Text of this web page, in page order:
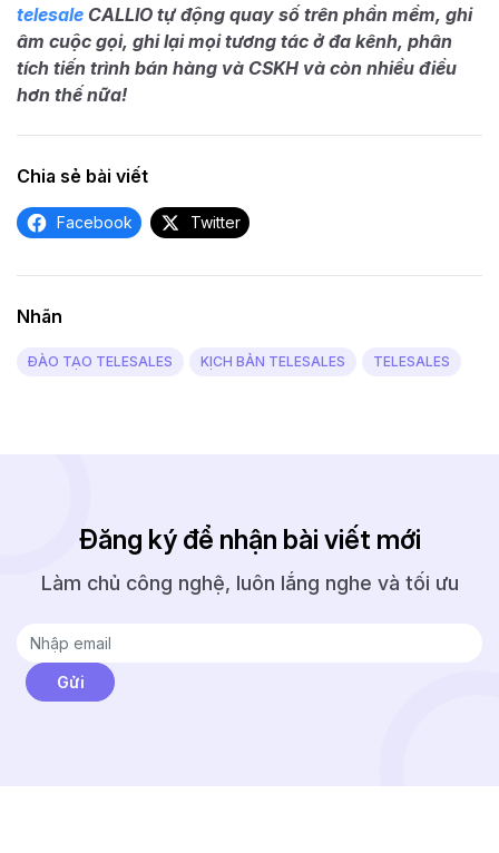
telesale CALLIO tự động quay số trên phần mềm, ghi
âm cuộc gọi, ghi lại mọi tương tác ở đa kênh, phân
tích tiến trình bán hàng và CSKH và còn nhiều điều
hơn thế nữa!
Chia sẻ bài viết
Facebook Twitter
Nhãn
ĐÀO TẠO TELESALES KỊCH BẢN TELESALES TELESALES
Đăng ký để nhận bài viết mới
Làm chủ công nghệ, luôn lắng nghe và tối ưu